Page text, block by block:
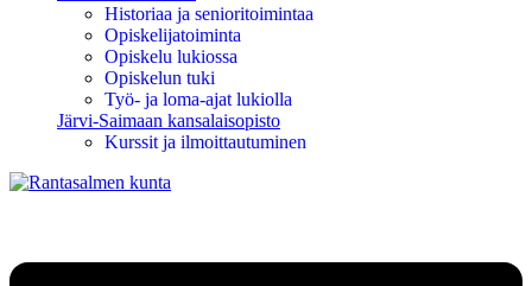
Historiaa ja senioritoimintaa
Opiskelijatoiminta
Opiskelu lukiossa
Opiskelun tuki
Työ- ja loma-ajat lukiolla
Järvi-Saimaan kansalaisopisto
Kurssit ja ilmoittautuminen